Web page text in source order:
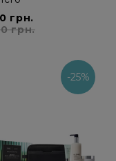
грн.
грн.
-25%